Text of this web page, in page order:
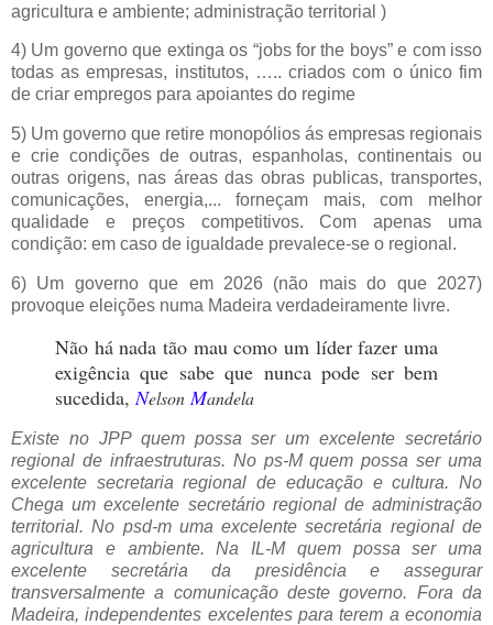
agricultura e ambiente; administração territorial )
4) Um governo que extinga os “jobs for the boys” e com isso
todas as empresas, institutos, ….. criados com o único fim
de criar empregos para apoiantes do regime
5) Um governo que retire monopólios ás empresas regionais
e crie condições de outras, espanholas, continentais ou
outras origens, nas áreas das obras publicas, transportes,
comunicações, energia,... forneçam mais, com melhor
qualidade e preços competitivos. Com apenas uma
condição: em caso de igualdade prevalece-se o regional.
6) Um governo que em 2026 (não mais do que 2027)
provoque eleições numa Madeira verdadeiramente livre.
Não há nada tão mau como um líder fazer uma
exigência que sabe que nunca pode ser bem
sucedida,Nelson Mandela
Existe no JPP quem possa ser um excelente secretário
regional de infraestruturas. No ps-M quem possa ser uma
excelente secretaria regional de educação e cultura. No
Chega um excelente secretário regional de administração
territorial. No psd-m uma excelente secretária regional de
agricultura e ambiente. Na IL-M quem possa ser uma
excelente secretária da presidência e assegurar
transversalmente a comunicação deste governo. Fora da
Madeira, independentes excelentes para terem a economia